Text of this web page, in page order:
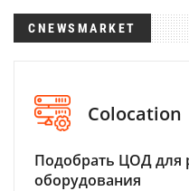
CNEWSMARKET
Colocation
Подобрать ЦОД для
оборудования